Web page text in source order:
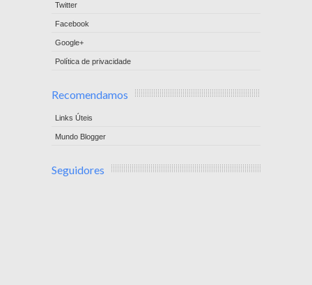
Twitter
Facebook
Google+
Política de privacidade
Recomendamos
Links Úteis
Mundo Blogger
Seguidores